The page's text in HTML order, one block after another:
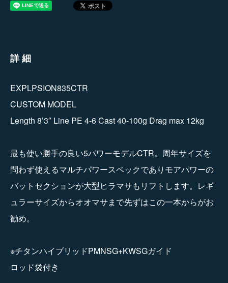
詳細
EXPLPSION835CTR
CUSTOM MODEL
Length 8’3″ Line PE 4-6 Cast 40-100g Drag max 12kg
最も使い勝手の良い5パワーモデルCTR。周年サイズを
問わず使えるマルチパワースペックでありモアパワーの
バットセクションが大型ヒラマサもリフトします。レギ
ュラーサイズからオオマサまで先ずはこの一本からがお
勧め。
※チタンハイブリッドPMNSG+KWSGガイド
ロッド袋付き